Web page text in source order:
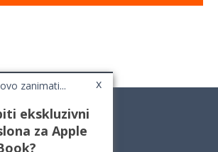
zanimati... x
ekskluzivni
za Apple